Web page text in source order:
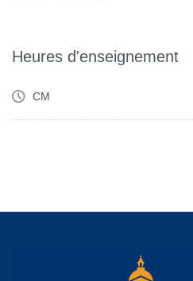
Heures d'enseignement
CM